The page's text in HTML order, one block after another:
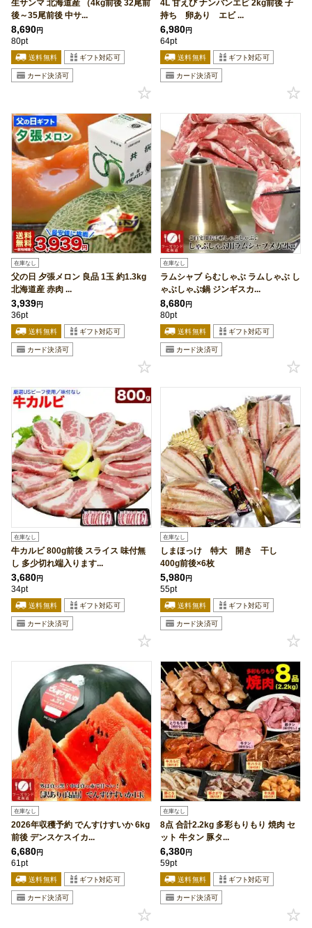
生サンマ 北海道産 （4kg前後 32尾前
後～35尾前後 中サ...
8,690円
80pt
4L 甘えび ナンバンエビ 2kg前後 子
持ち 卵あり エビ ...
6,980円
64pt
在庫なし
父の日 夕張メロン 良品 1玉 約1.3kg
北海道産 赤肉 ...
3,939円
36pt
在庫なし
ラムシャブ らむしゃぶ ラムしゃぶ し
ゃぶしゃぶ鍋 ジンギスカ...
8,680円
80pt
在庫なし
牛カルビ 800g前後 スライス 味付無
し 多少切れ端入ります...
3,680円
34pt
在庫なし
しまほっけ 特大 開き 干し
400g前後×6枚
5,980円
55pt
在庫なし
2026年収穫予約 でんすけすいか 6kg
前後 デンスケスイカ...
6,680円
61pt
在庫なし
8点 合計2.2kg 多彩もりもり 焼肉 セ
ット 牛タン 豚タ...
6,380円
59pt